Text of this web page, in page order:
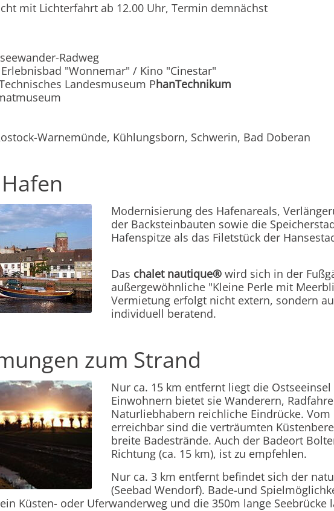
mit Lichterfahrt ab 12.00 Uhr, Termin demnächst
Radweg
"Wonnemar" / Kino "Cinestar"
Landesmuseum PhanTechnikum
Warnemünde, Kühlungsborn, Schwerin, Bad Doberan
Modernisierung des Hafenareals,
der Backsteinbauten sowie die
Hafenspitze als das Filetstück der
Das chalet nautique® wird sich in der
außergewöhnliche "Kleine Perle mit
Vermietung erfolgt nicht extern, sondern
individuell beratend.
zum Strand
Nur ca. 15 km entfernt liegt die
Einwohnern bietet sie Wanderern,
Naturliebhabern reichliche Eindrücke.
erreichbar sind die verträumten
breite Badestrände. Auch der Badeort
Richtung (ca. 15 km), ist zu empfehlen.
Nur ca. 3 km entfernt befindet sich der
(Seebad Wendorf). Bade-und
Küsten- oder Uferwanderweg und die 350m lange Seebrücke